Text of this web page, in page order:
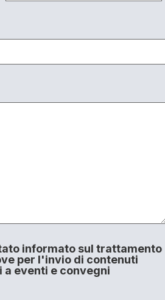
informato sul trattamento
per l'invio di contenuti
eventi e convegni